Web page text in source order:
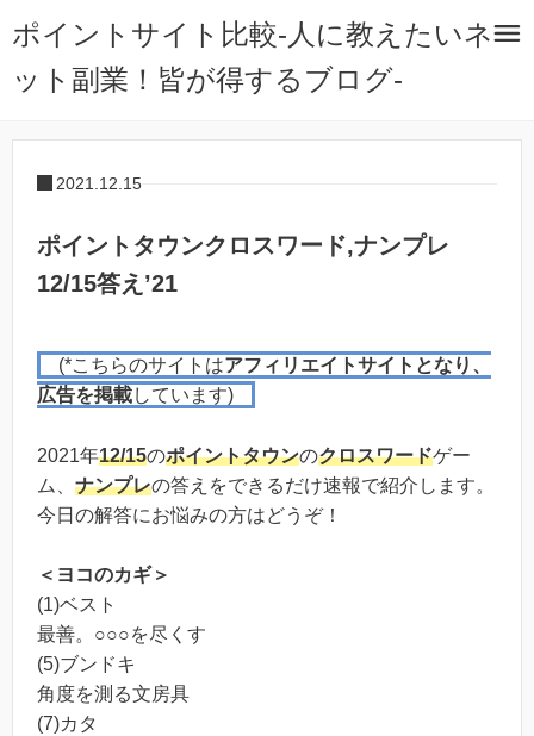
ポイントサイト比較-人に教えたいネ
ット副業！皆が得するブログ-
2021.12.15
ポイントタウンクロスワード,ナンプレ
12/15答え’21
(*こちらのサイトはアフィリエイトサイトとなり、
広告を掲載しています)
2021年12/15のポイントタウンのクロスワードゲー
ム、 ナンプレの答えをできるだけ速報で紹介します。
今日の解答にお悩みの方はどうぞ！
＜ヨコのカギ＞
(1)ベスト
最善。○○○を尽くす
(5)ブンドキ
角度を測る文房具
(7)カタ